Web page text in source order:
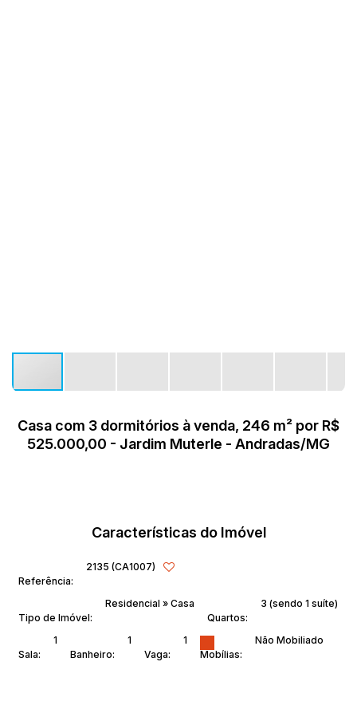
Casa com 3 dormitórios à venda, 246 m² por R$
525.000,00 - Jardim Muterle - Andradas/MG
Características do Imóvel
Referência:
2135 (CA1007)
Tipo de Imóvel:
Residencial » Casa
Quartos:
3 (sendo 1 suíte)
Sala:
1
Banheiro:
1
Vaga:
1
Mobílias:
Não Mobiliado